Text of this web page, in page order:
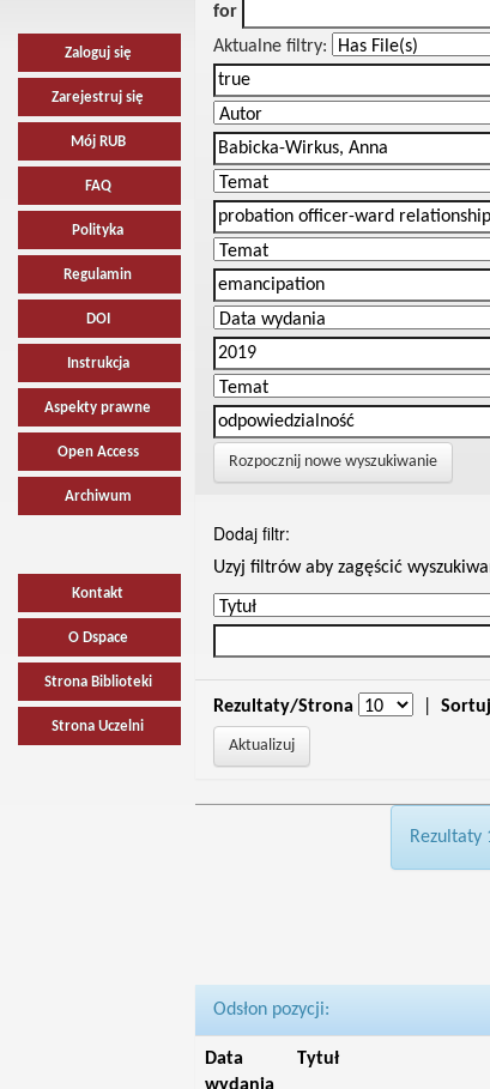
Zaloguj się
Zarejestruj się
Mój RUB
FAQ
Polityka
Regulamin
DOI
Instrukcja
Aspekty prawne
Open Access
Archiwum
Kontakt
O Dspace
Strona Biblioteki
Strona Uczelni
for
Aktualne filtry:
Rozpocznij nowe wyszukiwanie
Dodaj filtr:
Uzyj filtrów aby zagęścić
Rezultaty/Strona
Rezultaty
Odsłon pozycji:
Data
Tytuł